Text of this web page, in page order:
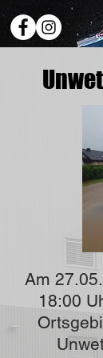
Am
18:00